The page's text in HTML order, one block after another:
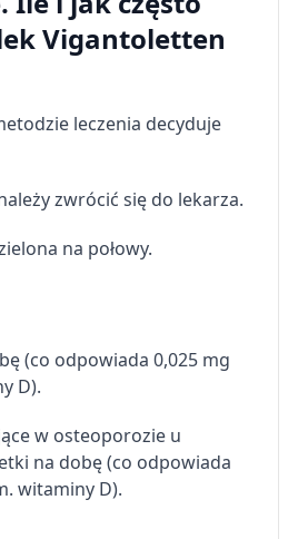
Vigantoletten
leczenia decyduje
zwrócić się do lekarza.
na połowy.
(co odpowiada 0,025 mg
D).
w osteoporozie u
na dobę (co odpowiada
witaminy D).